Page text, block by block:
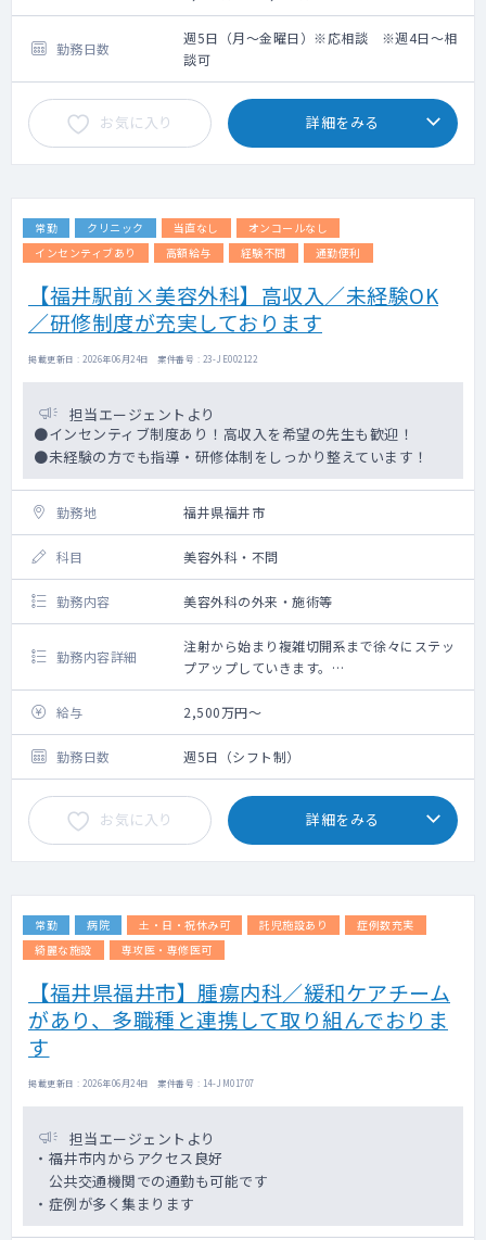
勤務日数
週5日（月～金曜日）※応相談 ※週4日～相
談可
お気に入り 詳細をみる
常勤 クリニック 当直なし
オンコールなし
インセンティブあり
高額給与 経験不問 通勤便利
【福井駅前×美容外科】高収入／未経験OK
／研修制度が充実しております
掲載更新日 : 2026年06月24日 案件番号 : 23-JE002122
担当エージェントより
●インセンティブ制度あり！高収入を希望の先生も歓迎！
●未経験の方でも指導・研修体制をしっかり整えています！
勤務地 福井県福井市
科目 美容外科・不問
勤務内容 美容外科の外来・施術等
勤務内容詳細
注射から始まり複雑切開系まで徐々にステッ
プアップしていきます。
骨を削るような大掛かりなオペまでは実施し
ていません。
現状では下肢静脈瘤治療はほとんど行ってお
りません。
給与 2,500万円～
勤務日数 週5日（シフト制）
お気に入り 詳細をみる
常勤 病院 土・日・祝休み可 託児施設あり
症例数充実
綺麗な施設
専攻医・専修医可
【福井県福井市】腫瘍内科／緩和ケアチーム
があり、多職種と連携して取り組んでおりま
す
掲載更新日 : 2026年06月24日 案件番号 : 14-JM01707
担当エージェントより
・福井市内からアクセス良好
公共交通機関での通勤も可能です
・症例が多く集まります